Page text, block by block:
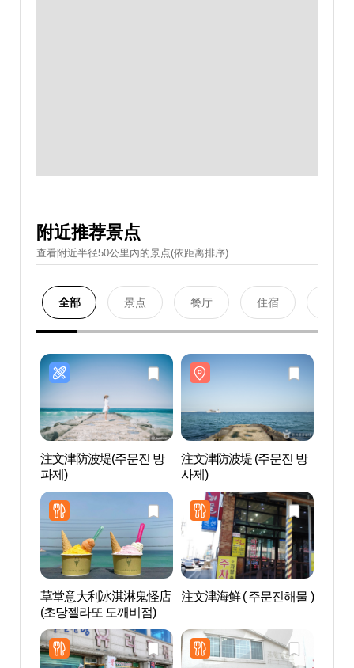
附近推荐景点
查看附近半径50公里內的景点(依距离排序)
全部 景点 餐厅 住宿
注文津防波堤(주문진 방
파제)
注文津防波堤 (주문진 방
사제)
草堂意大利冰淇淋鬼怪店
(초당젤라또 도깨비점)
注文津海鲜 ( 주문진해물 )